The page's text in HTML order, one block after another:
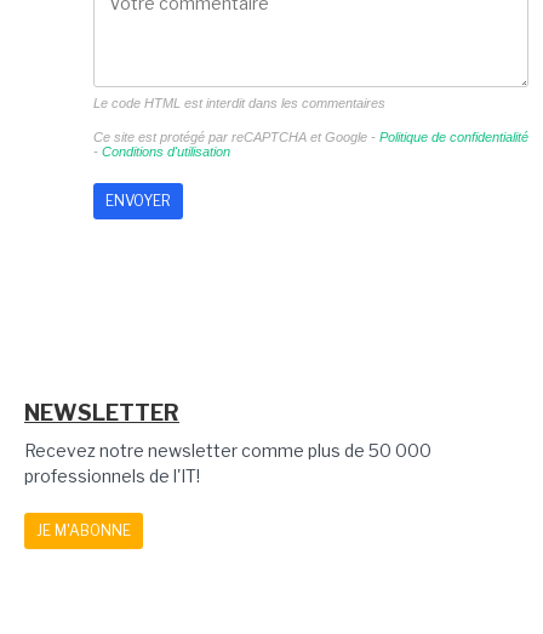
Le code HTML est interdit dans les commentaires
Ce site est protégé par reCAPTCHA et Google - Politique de confidentialité
- Conditions d'utilisation
NEWSLETTER
Recevez notre newsletter comme plus de 50 000
professionnels de l'IT!
JE M'ABONNE